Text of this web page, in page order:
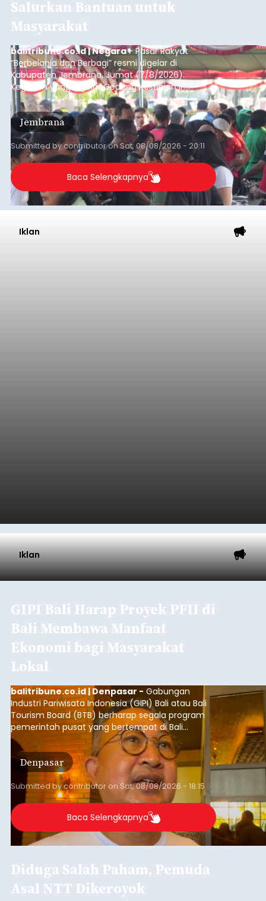
Salurkan Bantuan untuk
Masyarakat
balitribune.co.id | Negara- Pasar Rakyat
“Berbelanja dan Berbagi” resmi digelar di
Kabupaten Jembrana, Jumat (7/8/2026).
Kegiatan yang digelar Gedung Kesenian Ir.
Soekarno ini memadukan pemberdayaan
ekonomi masyarakat dengan aksi sosial tersebut
mendapat antusiasme tinggi dan mencatat nilai
transaksi mencapai Rp672.733.200.
Jembrana
Submitted bycontributoronSat, 08/08/2026 - 20:11
Baca Selengkapnya
Iklan
Iklan
GIPI Bali Harap Proyek PFII di
Bali Membawa Manfaat